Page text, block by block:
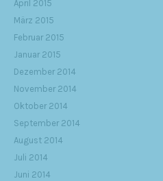
April 2015
März 2015
Februar 2015
Januar 2015
Dezember 2014
November 2014
Oktober 2014
September 2014
August 2014
Juli 2014
Juni 2014